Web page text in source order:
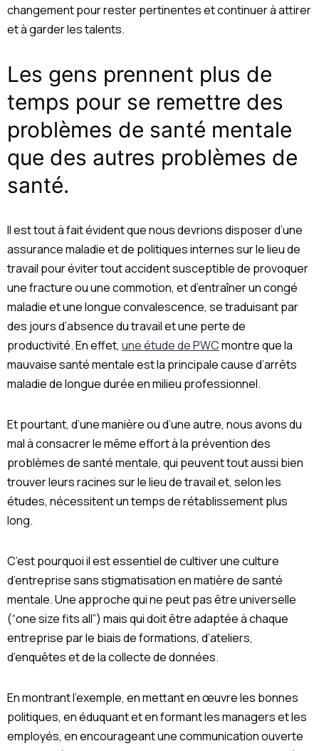
changement pour rester pertinentes et continuer à attirer
et à garder les talents.
Les gens prennent plus de
temps pour se remettre des
problèmes de santé mentale
que des autres problèmes de
santé.
Il est tout à fait évident que nous devrions disposer d’une
assurance maladie et de politiques internes sur le lieu de
travail pour éviter tout accident susceptible de provoquer
une fracture ou une commotion, et d’entraîner un congé
maladie et une longue convalescence, se traduisant par
des jours d’absencedu travail et une perte de
productivité. En effet, une étude de PWCmontre que la
mauvaise santé mentale est la principale cause d’arrêts
maladie de longue durée en milieu professionnel.
Et pourtant, d’une manière ou d’une autre, nous avons du
mal à consacrer le même effort à la prévention des
problèmes de santé mentale, qui peuvent tout aussi bien
trouver leurs racines sur le lieu de travail et, selon les
études, nécessitent un temps de rétablissement plus
long.
C’est pourquoi il est essentiel de cultiver une culture
d’entreprise sans stigmatisation en matière de santé
mentale. Une approche qui ne peut pas être universelle
(“one size fits all”) mais qui doit être adaptée à chaque
entreprise par le biais de formations, d’ateliers,
d’enquêtes et de la collecte de données.
En montrant l’exemple, en mettant en œuvre les bonnes
politiques, en éduquant et en formant les managers et les
employés, en encourageant une communication ouverte